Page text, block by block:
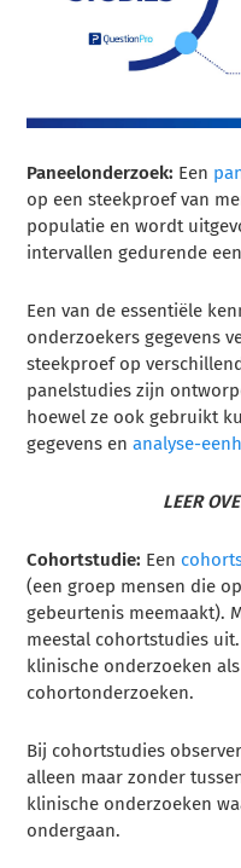
Paneelonderzoek: Een
op een steekproef van
populatie en wordt
intervallen gedurende
Een van de essentiële
onderzoekers gegevens
steekproef op
panelstudies zijn
hoewel ze ook gebruikt
gegevens enanalyse-
LEER
Cohortstudie: Een
(een groep mensen die
gebeurtenis meemaakt).
meestal cohortstudies
klinische onderzoeken
cohortonderzoeken.
Bij cohortstudies
alleen maar zonder
klinische onderzoeken
ondergaan.